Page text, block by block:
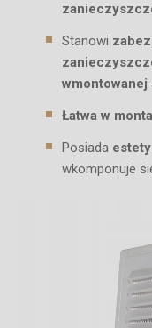
Stanowi
wmontowanej
Łatwa w
Posiada
wkomponuje